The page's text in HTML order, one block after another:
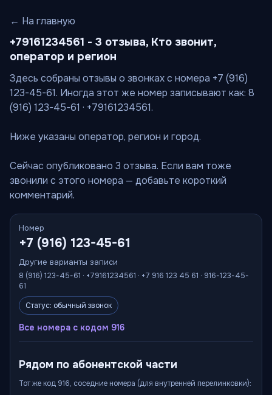
← На главную
+79161234561 - 3 отзыва, Кто звонит,
оператор и регион
Здесь собраны отзывы о звонках с номера +7 (916)
123-45-61. Иногда этот же номер записывают как: 8
(916) 123-45-61 · +79161234561.
Ниже указаны оператор, регион и город.
Сейчас опубликовано 3 отзыва. Если вам тоже
звонили с этого номера — добавьте короткий
комментарий.
Номер
+7 (916) 123-45-61
Другие варианты записи
8 (916) 123-45-61 · +79161234561 · +7 916 123 45 61 · 916-123-45-
61
Статус: обычный звонок
Все номера с кодом 916
Рядом по абонентской части
Тот же код 916, соседние номера (для внутренней перелинковки):